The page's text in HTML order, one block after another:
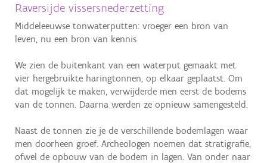
Raversijde vissersnederzetting
Middeleeuwse tonwaterputten: vroeger een bron van
leven, nu een bron van kennis
We zien de buitenkant van een waterput gemaakt met
vier hergebruikte haringtonnen, op elkaar geplaatst. Om
dat mogelijk te maken, verwijderde men eerst de bodems
van de tonnen. Daarna werden ze opnieuw samengesteld.
Naast de tonnen zie je de verschillende bodemlagen waar
men doorheen groef. Archeologen noemen dat stratigrafie,
ofwel de opbouw van de bodem in lagen. Van onder naar